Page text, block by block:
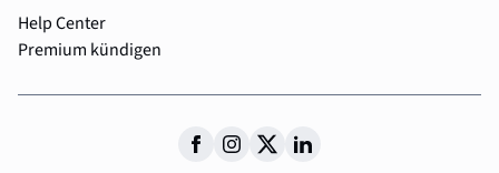
Help Center
Premium kündigen